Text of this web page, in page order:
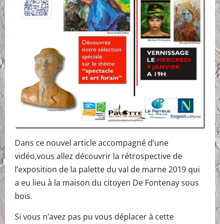
Dans ce nouvel article accompagné d’une
vidéo,vous allez découvrir la rétrospective de
l’exposition de la palette du val de marne 2019 qui
a eu lieu à la maison du citoyen De Fontenay sous
bois.
Si vous n’avez pas pu vous déplacer à cette